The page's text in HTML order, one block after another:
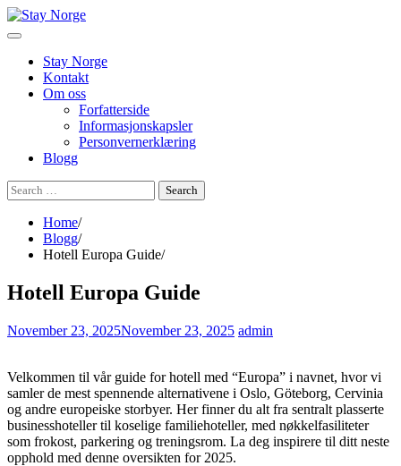
Skip
to
Stay Norge
Kontakt
Om oss
Forfatterside
Informasjonskapsler
Personvernerklæring
Blogg
Search
for:
Home
Blogg
Hotell Europa Guide
Hotell Europa Guide
November 23, 2025November 23, 2025 admin
Velkommen til vår guide for hotell med “Europa” i navnet, hvor vi
samler de mest spennende alternativene i Oslo, Göteborg, Cervinia
og andre europeiske storbyer. Her finner du alt fra sentralt plasserte
businesshoteller til koselige familiehoteller, med nøkkelfasiliteter
som frokost, parkering og treningsrom. La deg inspirere til ditt neste
opphold med denne oversikten for 2025.